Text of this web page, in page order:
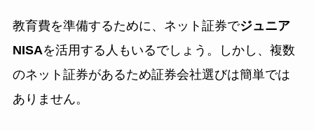
教育費を準備するために、ネット証券でジュニア
NISAを活用する人もいるでしょう。しかし、複数
のネット証券があるため証券会社選びは簡単では
ありません。